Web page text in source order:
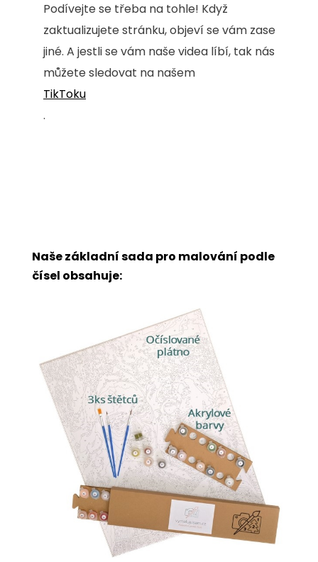
Podívejte se třeba na tohle! Když
zaktualizujete stránku, objeví se vám zase
jiné. A jestli se vám naše videa líbí, tak nás
můžete sledovat na našem
TikToku
.
Naše základní sada pro malování podle
čísel obsahuje: